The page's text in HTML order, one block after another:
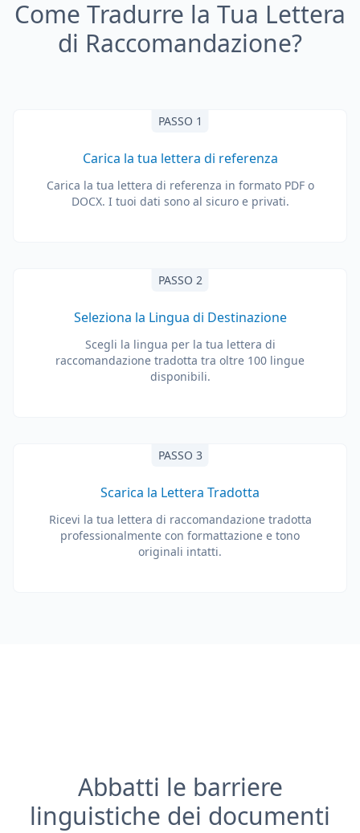
Come Tradurre la Tua Lettera
di Raccomandazione?
PASSO 1
Carica la tua lettera di referenza
Carica la tua lettera di referenza in formato PDF o
DOCX. I tuoi dati sono al sicuro e privati.
PASSO 2
Seleziona la Lingua di Destinazione
Scegli la lingua per la tua lettera di
raccomandazione tradotta tra oltre 100 lingue
disponibili.
PASSO 3
Scarica la Lettera Tradotta
Ricevi la tua lettera di raccomandazione tradotta
professionalmente con formattazione e tono
originali intatti.
Abbatti le barriere
linguistiche dei documenti